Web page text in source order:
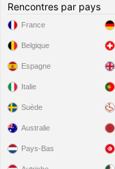
Rencontres par pays
France
Belgique
Espagne
Italie
Suède
Australie
Pays-Bas